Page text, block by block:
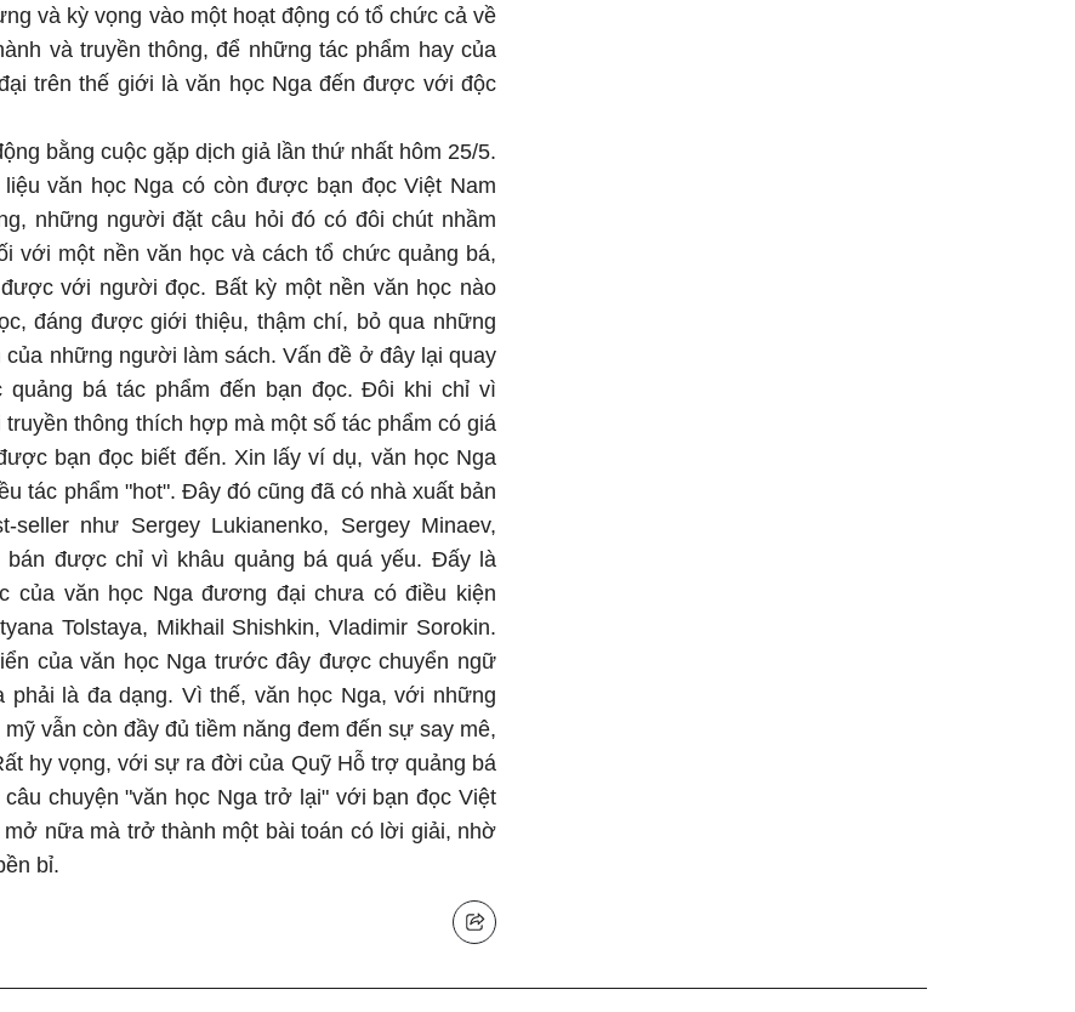
và kỳ vọng vào một hoạt động có tổ chức cả về
và truyền thông, để những tác phẩm hay của
trên thế giới là văn học Nga đến được với độc
bằng cuộc gặp dịch giả lần thứ nhất hôm 25/5.
văn học Nga có còn được bạn đọc Việt Nam
những người đặt câu hỏi đó có đôi chút nhầm
với một nền văn học và cách tổ chức quảng bá,
với người đọc. Bất kỳ một nền văn học nào
đáng được giới thiệu, thậm chí, bỏ qua những
những người làm sách. Vấn đề ở đây lại quay
quảng bá tác phẩm đến bạn đọc. Đôi khi chỉ vì
thông thích hợp mà một số tác phẩm có giá
bạn đọc biết đến. Xin lấy ví dụ, văn học Nga
tác phẩm "hot". Đây đó cũng đã có nhà xuất bản
như Sergey Lukianenko, Sergey Minaev,
bán được chỉ vì khâu quảng bá quá yếu. Đấy là
của văn học Nga đương đại chưa có điều kiện
Tolstaya, Mikhail Shishkin, Vladimir Sorokin.
của văn học Nga trước đây được chuyển ngữ
phải là đa dạng. Vì thế, văn học Nga, với những
vẫn còn đầy đủ tiềm năng đem đến sự say mê,
hy vọng, với sự ra đời của Quỹ Hỗ trợ quảng bá
chuyện "văn học Nga trở lại" với bạn đọc Việt
nữa mà trở thành một bài toán có lời giải, nhờ
bỉ.